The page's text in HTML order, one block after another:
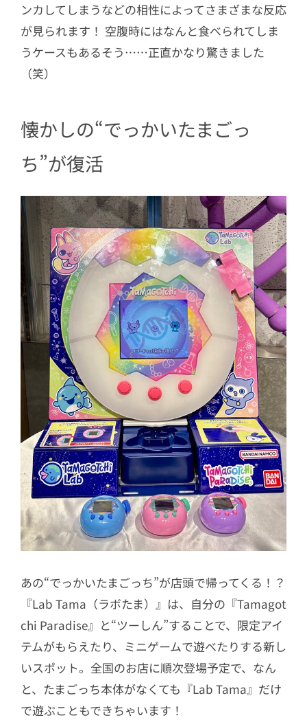
ンカしてしまうなどの相性によってさまざまな反応
が見られます！ 空腹時にはなんと食べられてしま
うケースもあるそう……正直かなり驚きました
（笑）
懐かしの“でっかいたまごっ
ち”が復活
あの“でっかいたまごっち”が店頭で帰ってくる！？
『Lab Tama（ラボたま）』は、自分の『Tamagot
chi Paradise』と“ツーしん”することで、限定アイ
テムがもらえたり、ミニゲームで遊べたりする新し
いスポット。全国のお店に順次登場予定で、なん
と、たまごっち本体がなくても『Lab Tama』だけ
で遊ぶこともできちゃいます！